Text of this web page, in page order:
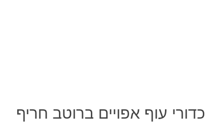
כדורי עוף אפויים ברוטב חריף